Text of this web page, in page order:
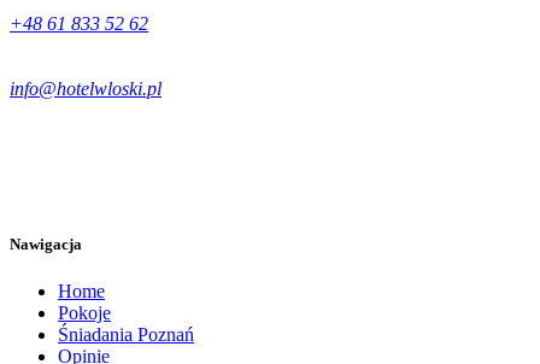
+48 61 833 52 62
info@hotelwloski.pl
Nawigacja
Home
Pokoje
Śniadania Poznań
Opinie